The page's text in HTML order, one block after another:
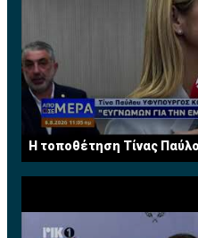
H τοποθέτηση Τίνας